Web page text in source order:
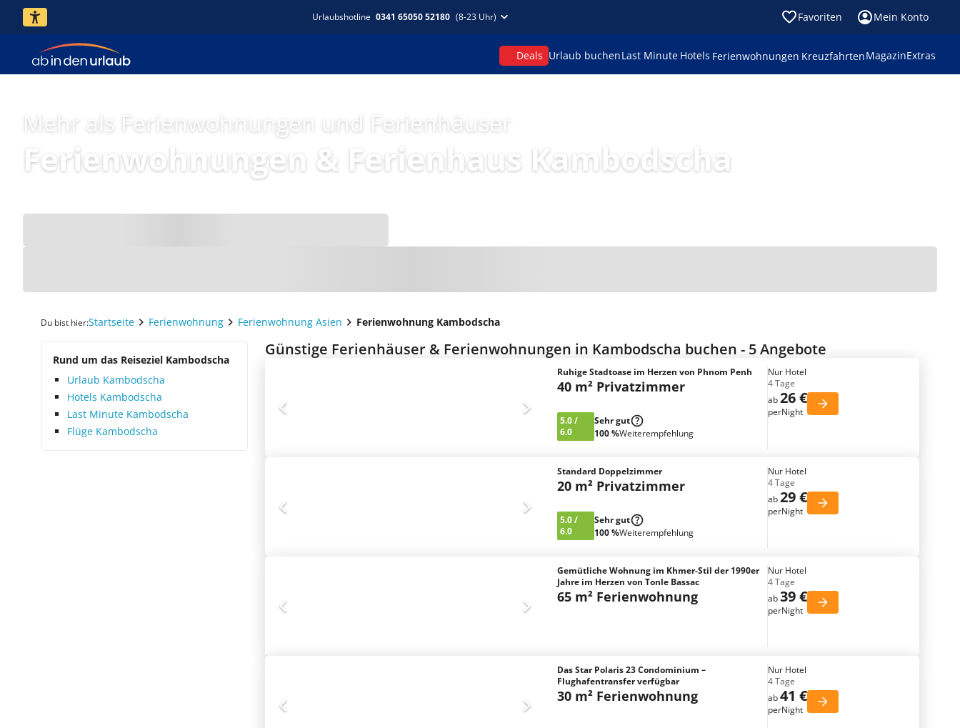
Urlaubshotline 0341 65050 52180 (8-23 Uhr) Favoriten Mein Konto
Deals Urlaub buchenLast Minute Hotels Ferienwohnungen KreuzfahrtenMagazinExtras
Mehr als Ferienwohnungen und Ferienhäuser
Ferienwohnungen & Ferienhaus Kambodscha
Du bist hier:Startseite Ferienwohnung Ferienwohnung Asien Ferienwohnung Kambodscha
Rund um das Reiseziel Kambodscha
Urlaub Kambodscha
Hotels Kambodscha
Last Minute Kambodscha
Flüge Kambodscha
Günstige Ferienhäuser & Ferienwohnungen in Kambodscha buchen - 5 Angebote
Ruhige Stadtoase im Herzen von Phnom Penh
40 m² Privatzimmer
5.0/
6.0
Sehr gut
100 %Weiterempfehlung
Nur Hotel
4 Tage
ab26 €
perNight
Standard Doppelzimmer
20 m² Privatzimmer
5.0/
6.0
Sehr gut
100 %Weiterempfehlung
Nur Hotel
4 Tage
ab29 €
perNight
Gemütliche Wohnung im Khmer-Stil der 1990er
Jahre im Herzen von Tonle Bassac
65 m² Ferienwohnung
Nur Hotel
4 Tage
ab39 €
perNight
Das Star Polaris 23 Condominium –
Flughafentransfer verfügbar
30 m² Ferienwohnung
Nur Hotel
4 Tage
ab41 €
perNight